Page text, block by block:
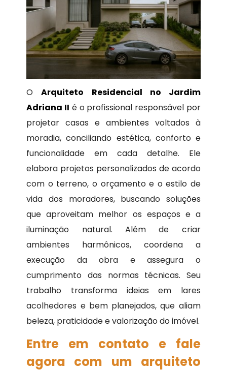
OArquiteto Residencial no Jardim
Adriana II é o profissional responsável por
projetar casas e ambientes voltados à
moradia, conciliando estética, conforto e
funcionalidade em cada detalhe. Ele
elabora projetos personalizados de acordo
com o terreno, o orçamento e o estilo de
vida dos moradores, buscando soluções
que aproveitam melhor os espaços e a
iluminação natural. Além de criar
ambientes harmônicos, coordena a
execução da obra e assegura o
cumprimento das normas técnicas. Seu
trabalho transforma ideias em lares
acolhedores e bem planejados, que aliam
beleza, praticidade e valorização do imóvel.
Entre em contato e fale
agora com um arquiteto